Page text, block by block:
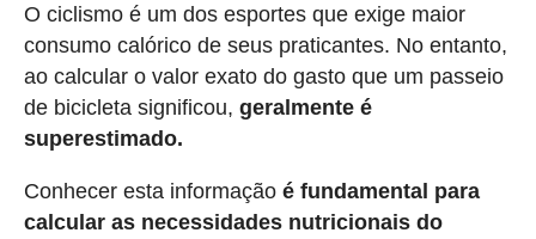
O ciclismo é um dos esportes que exige maior
consumo calórico de seus praticantes. No entanto,
ao calcular o valor exato do gasto que um passeio
de bicicleta significou, geralmente é
superestimado.
Conhecer esta informação é fundamental para
calcular as necessidades nutricionais do